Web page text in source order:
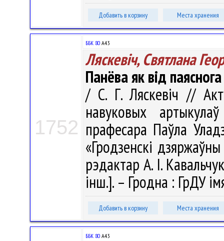
Добавить в корзину Места хранения
1752
ББК 80 А43
Ляскевіч, Святлана
Панёва як від
/ С. Г. Ляскевіч //
навуковых
прафесара Паўла
«Гродзенскі
рэдактар А. І.
інш.]. – Гродна : ГрДУ
Добавить в корзину Места хранения
ББК 80 А43